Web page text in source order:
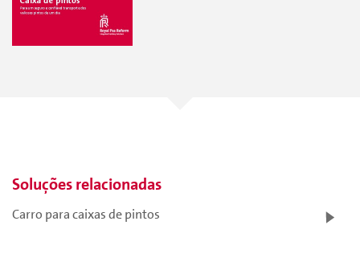
Soluções relacionadas
Carro para caixas de pintos